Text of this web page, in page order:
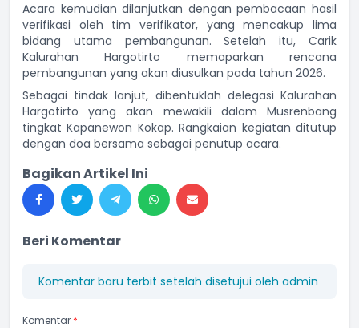
Acara kemudian dilanjutkan dengan pembacaan hasil
verifikasi oleh tim verifikator, yang mencakup lima
bidang utama pembangunan. Setelah itu, Carik
Kalurahan Hargotirto memaparkan rencana
pembangunan yang akan diusulkan pada tahun 2026.
Sebagai tindak lanjut, dibentuklah delegasi Kalurahan
Hargotirto yang akan mewakili dalam Musrenbang
tingkat Kapanewon Kokap. Rangkaian kegiatan ditutup
dengan doa bersama sebagai penutup acara.
Bagikan Artikel Ini
Beri Komentar
Komentar baru terbit setelah disetujui oleh admin
Komentar *